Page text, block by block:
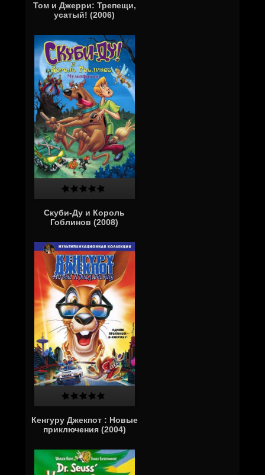
Том и Джерри: Трепещи,
усатый! (2006)
Скуби-Ду и Король
Гоблинов (2008)
Кенгуру Джекпот : Новые
приключения (2004)